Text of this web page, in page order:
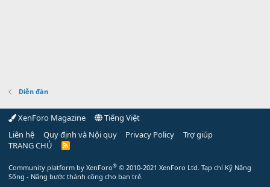
Diễn đàn
XenForo Magazine
Tiếng Việt
Liên hệ
Quy định và Nội quy Privacy Policy
Trợ giúp
TRANG CHỦ
R
Community platform by XenForo® © 2010-2021 XenForo Ltd. Tạp chí Kỹ Năng
Sống - Nâng bước thành công cho bạn trẻ.